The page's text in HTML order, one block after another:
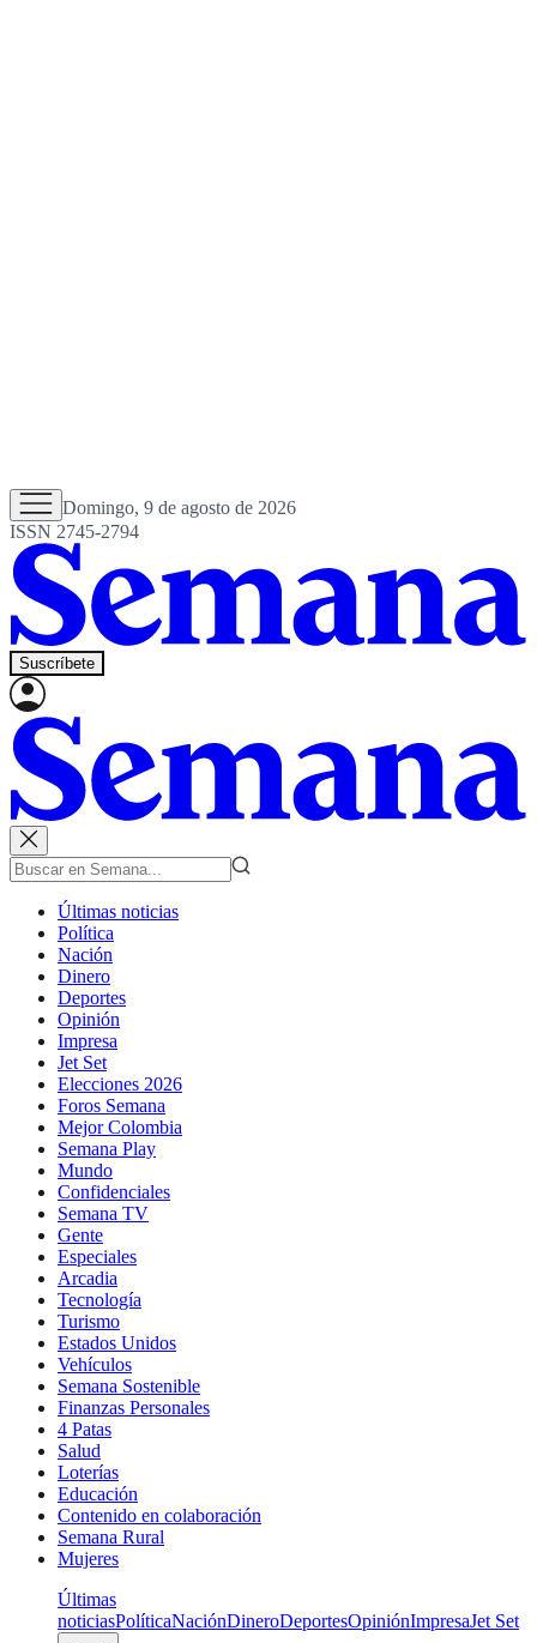
Domingo, 9 de agosto de 2026
ISSN 2745-2794
Suscríbete
Últimas noticias
Política
Nación
Dinero
Deportes
Opinión
Impresa
Jet Set
Elecciones 2026
Foros Semana
Mejor Colombia
Semana Play
Mundo
Confidenciales
Semana TV
Gente
Especiales
Arcadia
Tecnología
Turismo
Estados Unidos
Vehículos
Semana Sostenible
Finanzas Personales
4 Patas
Salud
Loterías
Educación
Contenido en colaboración
Semana Rural
Mujeres
Últimas
noticiasPolíticaNaciónDineroDeportesOpiniónImpresaJet Set